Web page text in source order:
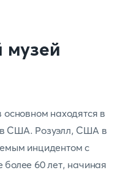
находятся в
США. Розуэлл, США в
инцидентом с
60 лет, начиная